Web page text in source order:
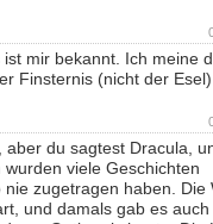
ist mir bekannt. Ich meine
Finsternis (nicht der
aber du sagtest Dracula,
viele Geschichten
zugetragen haben. Die
und damals gab es